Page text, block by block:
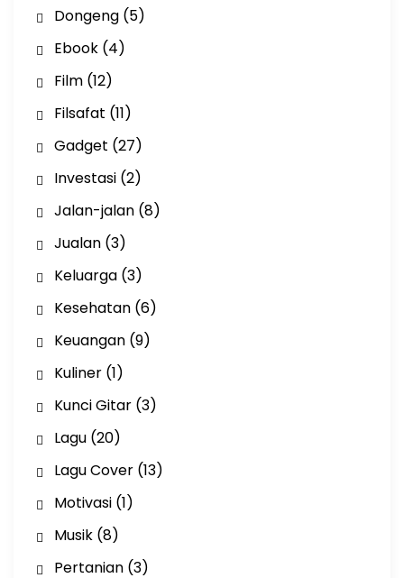
Dongeng(5)
Ebook(4)
Film(12)
Filsafat (11)
Gadget (27)
Investasi(2)
Jalan-jalan(8)
Jualan(3)
Keluarga(3)
Kesehatan(6)
Keuangan(9)
Kuliner(1)
Kunci Gitar(3)
Lagu(20)
Lagu Cover(13)
Motivasi(1)
Musik(8)
Pertanian(3)